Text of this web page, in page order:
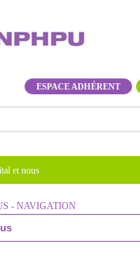
ESPACE ADHÉRENT
et nous
- NAVIGATION